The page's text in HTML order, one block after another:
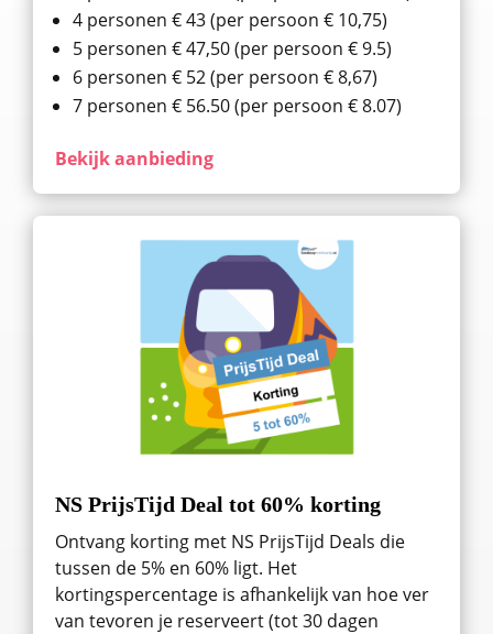
4 personen € 43 (per persoon € 10,75)
5 personen € 47,50 (per persoon € 9.5)
6 personen € 52 (per persoon € 8,67)
7 personen € 56.50 (per persoon € 8.07)
Bekijk aanbieding
NS PrijsTijd Deal tot 60% korting
Ontvang korting met NS PrijsTijd Deals die
tussen de 5% en 60% ligt. Het
kortingspercentage is afhankelijk van hoe ver
van tevoren je reserveert (tot 30 dagen